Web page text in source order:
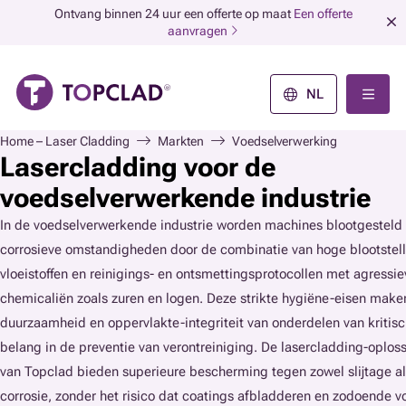
Ontvang binnen 24 uur een offerte op maat Een offerte
aanvragen
NL
Home – Laser Cladding Markten Voedselverwerking
Lasercladding voor de
voedselverwerkende industrie
In de voedselverwerkende industrie worden machines blootgesteld
corrosieve omstandigheden door de combinatie van hoge
vloeistoffen en reinigings- en ontsmettingsprotocollen met
chemicaliën zoals zuren en logen. Deze strikte hygiëne-eisen
duurzaamheid en oppervlakte-integriteit van onderdelen van
belang in de preventie van verontreiniging. De lasercladding-
van Topclad bieden superieure bescherming tegen zowel slijtage
corrosie, zonder het risico dat coatings afbladderen en zodoende